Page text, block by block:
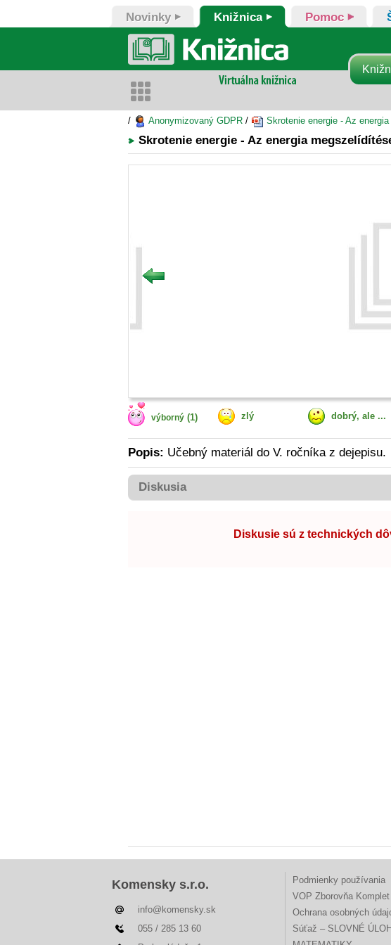
Novinky Knižnica Pomoc
/ Anonymizovaný GDPR / Skrotenie energie - Az
Skrotenie energie - Az energia
výborný (1) zlý dobrý, ale ...
Popis: Učebný materiál do V. ročníka z dejepisu.
Diskusia
Diskusie sú z technických
Komensky s.r.o.
info@komensky.sk
055 / 285 13 60
Podmienky používania
VOP Zborovňa Komplet
Ochrana osobných
Súťaž – SLOVNÉ